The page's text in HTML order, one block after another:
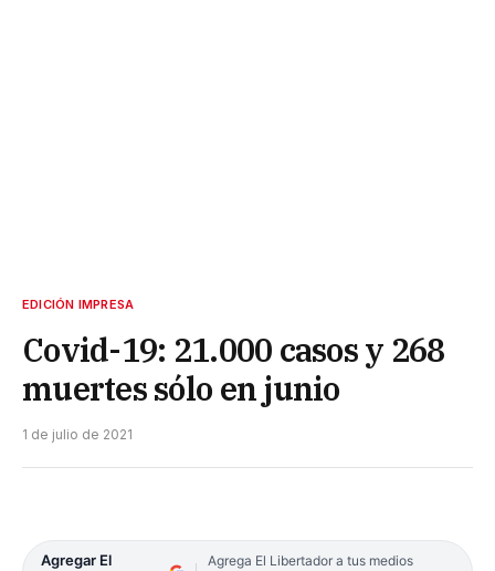
EDICIÓN IMPRESA
Covid-19: 21.000 casos y 268
muertes sólo en junio
1 de julio de 2021
Agregar El
Agrega El Libertador a tus medios